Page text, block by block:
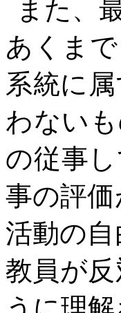
また、
あくま
系統に
わない
の従事
事の評
活動の
教員が